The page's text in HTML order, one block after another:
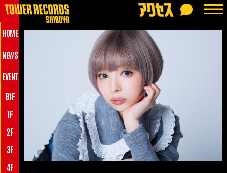
HOME
NEWS
EVENT
B1F
1F
2F
3F
4F